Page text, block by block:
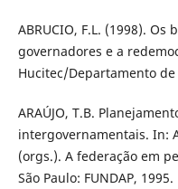
ABRUCIO, F.L. (1998). Os
governadores e a
Hucitec/Departamento de
ARAÚJO, T.B.
intergovernamentais. In:
(orgs.). A federação em
São Paulo: FUNDAP, 1995.